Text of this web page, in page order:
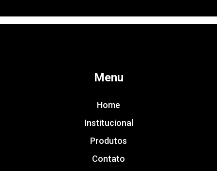
Menu
Home
Institucional
Produtos
Contato